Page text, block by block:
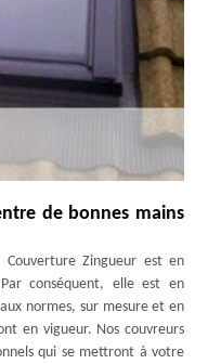
de bonnes mains
Zingueur est en
conséquent, elle est en
normes, sur mesure et en
en vigueur. Nos couvreurs
qui se mettront à votre